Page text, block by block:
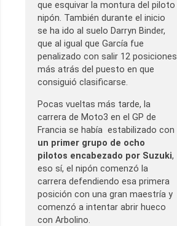
que esquivar la montura del piloto
nipón. También durante el inicio
se ha ido al suelo Darryn Binder,
que al igual que García fue
penalizado con salir 12 posiciones
más atrás del puesto en que
consiguió clasificarse.
Pocas vueltas más tarde, la
carrera de Moto3 en el GP de
Francia se había estabilizado con
un primer grupo de ocho
pilotos encabezado por Suzuki,
eso sí, el nipón comenzó la
carrera defendiendo esa primera
posición con una gran maestría y
comenzó a intentar abrir hueco
con Arbolino.